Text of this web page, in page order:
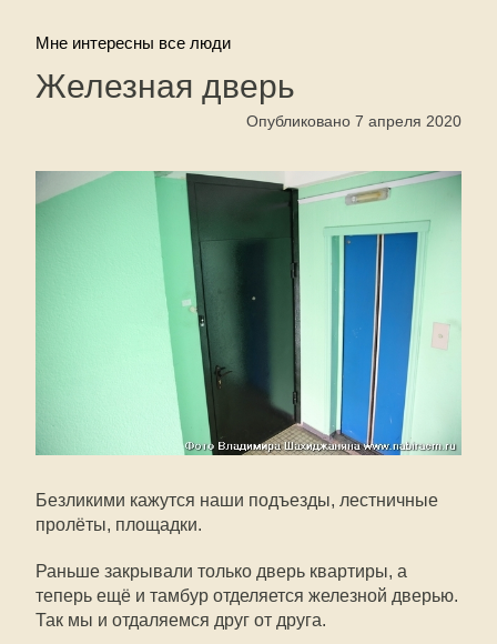
Мне интересны все люди
Железная дверь
Опубликовано 7 апреля 2020
Безликими кажутся наши подъезды, лестничные
пролёты, площадки.
Раньше закрывали только дверь квартиры, а
теперь ещё и тамбур отделяется железной дверью.
Так мы и отдаляемся друг от друга.